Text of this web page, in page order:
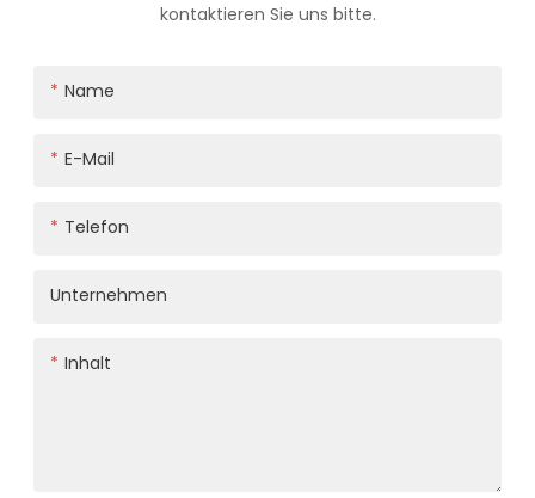
kontaktieren Sie uns bitte.
Name
E-Mail
Telefon
Unternehmen
Inhalt